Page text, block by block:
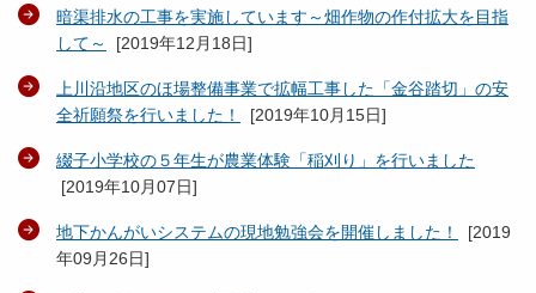
暗渠排水の工事を実施しています～畑作物の作付拡大を目指
して～
[2019年12月18日]
上川沿地区のほ場整備事業で拡幅工事した「金谷踏切」の安
全祈願祭を行いました！
[2019年10月15日]
綴子小学校の５年生が農業体験「稲刈り」を行いました
[2019年10月07日]
地下かんがいシステムの現地勉強会を開催しました！ [2019
年09月26日]